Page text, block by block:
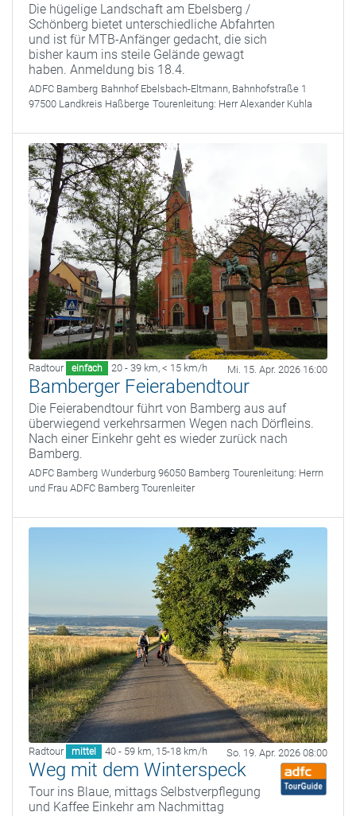
Die hügelige Landschaft am Ebelsberg /
Schönberg bietet unterschiedliche Abfahrten
und ist für MTB-Anfänger gedacht, die sich
bisher kaum ins steile Gelände gewagt
haben. Anmeldung bis 18.4.
ADFC Bamberg Bahnhof Ebelsbach-Eltmann, Bahnhofstraße 1
97500 Landkreis Haßberge Tourenleitung: Herr Alexander Kuhla
Radtour einfach 20 - 39 km, < 15 km/h Mi. 15. Apr. 2026 16:00
Bamberger Feierabendtour
Die Feierabendtour führt von Bamberg aus auf
überwiegend verkehrsarmen Wegen nach Dörfleins.
Nach einer Einkehr geht es wieder zurück nach
Bamberg.
ADFC Bamberg Wunderburg 96050 Bamberg Tourenleitung: Herrn
und Frau ADFC Bamberg Tourenleiter
Radtour mittel 40 - 59 km, 15-18 km/h So. 19. Apr. 2026 08:00
Weg mit dem Winterspeck
Tour ins Blaue, mittags Selbstverpflegung
und Kaffee Einkehr am Nachmittag